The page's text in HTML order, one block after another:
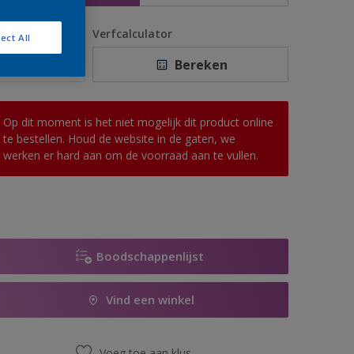
Verfcalculator
Bereken
Op dit moment is het niet mogelijk dit product online
te bestellen. Houd de website in de gaten, we
werken er hard aan om de voorraad aan te vullen.
Boodschappenlijst
Vind een winkel
All